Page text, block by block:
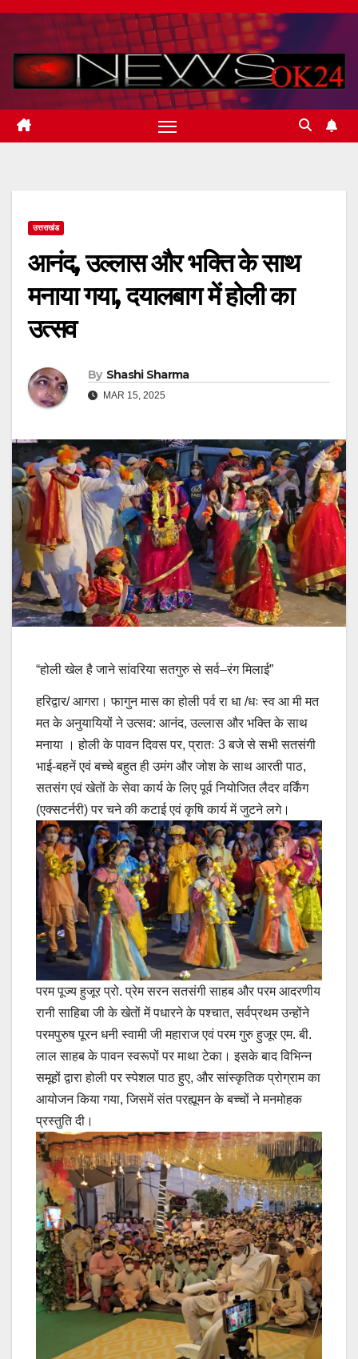
Skip
content
उत्तराखंड
आनंद, उल्लास और भक्ति के साथ
मनाया गया, दयालबाग में होली का
उत्सव
By Shashi Sharma
MAR 15, 2025
“होली खेल है जाने सांवरिया सतगुरु से सर्व–रंग मिलाई”
हरिद्वार/ आगरा। फागुन मास का होली पर्व रा धा /धः स्व आ मी मत
मत के अनुयायियों ने उत्सव: आनंद, उल्लास और भक्ति के साथ
मनाया । होली के पावन दिवस पर, प्रातः 3 बजे से सभी सतसंगी
भाई-बहनें एवं बच्चे बहुत ही उमंग और जोश के साथ आरती पाठ,
सतसंग एवं खेतों के सेवा कार्य के लिए पूर्व नियोजित लैदर वर्किंग
(एक्सटर्नरी) पर चने की कटाई एवं कृषि कार्य में जुटने लगे।
परम पूज्य हुजूर प्रो. प्रेम सरन सतसंगी साहब और परम आदरणीय
रानी साहिबा जी के खेतों में पधारने के पश्चात, सर्वप्रथम उन्होंने
परमपुरुष पूरन धनी स्वामी जी महाराज एवं परम गुरु हुजूर एम. बी.
लाल साहब के पावन स्वरूपों पर माथा टेका। इसके बाद विभिन्न
समूहों द्वारा होली पर स्पेशल पाठ हुए, और सांस्कृतिक प्रोग्राम का
आयोजन किया गया, जिसमें संत परह्यूमन के बच्चों ने मनमोहक
प्रस्तुति दी।